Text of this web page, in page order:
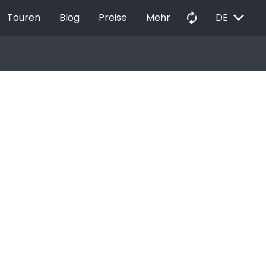
Touren Blog Preise Mehr autorenew DE EXPAND_MORE